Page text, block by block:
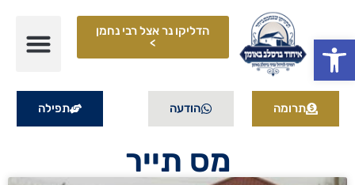
פתח סרגל נגישות
הדליקו נר אצל רבי נחמן
>
תרומה הודעה תפילה
מס תייר